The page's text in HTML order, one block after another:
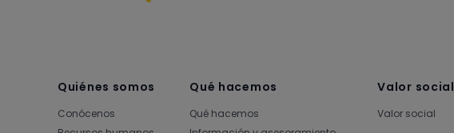
Quiénes somos
Conócenos
Qué hacemos
Qué hacemos
Valor social
Valor social